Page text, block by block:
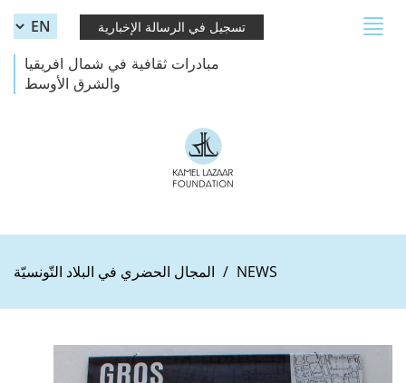
تسجيل في الرسالة الإخبارية
مبادرات ثقافية في شمال افريقيا
والشرق الأوسط
Toggle
NEWS المجال الحضري في البلاد التّونسيّة